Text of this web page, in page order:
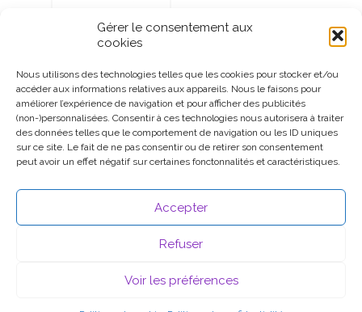
Gérer le consentement aux
cookies
Nous utilisons des technologies telles que les cookies pour stocker et/ou
accéder aux informations relatives aux appareils. Nous le faisons pour
améliorer l’expérience de navigation et pour afficher des publicités
(non-)personnalisées. Consentir à ces technologies nous autorisera à traiter
des données telles que le comportement de navigation ou les ID uniques
sur ce site. Le fait de ne pas consentir ou de retirer son consentement
peut avoir un effet négatif sur certaines fonctonnalités et caractéristiques.
Accepter
Refuser
Voir les préférences
Ce site participe au Programme Partenaires d’Amazon EU, un
programme d’affiliation conçu pour permettre à des sites de
percevoir une rémunération grâce à la création de liens vers
Amazon.fr.